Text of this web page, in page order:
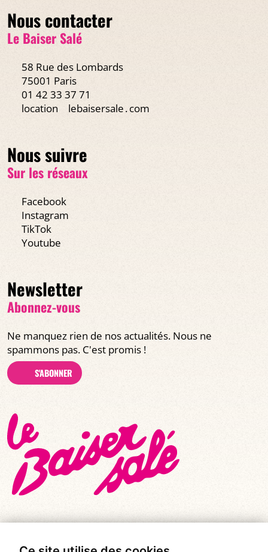
Nous contacter
Le Baiser Salé
58 Rue des Lombards
75001 Paris
01 42 33 37 71
location
lebaisersale․com
Nous suivre
Sur les réseaux
Facebook
Instagram
TikTok
Youtube
Newsletter
Abonnez-vous
Ne manquez rien de nos actualités. Nous ne
spammons pas. C'est promis !
S'ABONNER